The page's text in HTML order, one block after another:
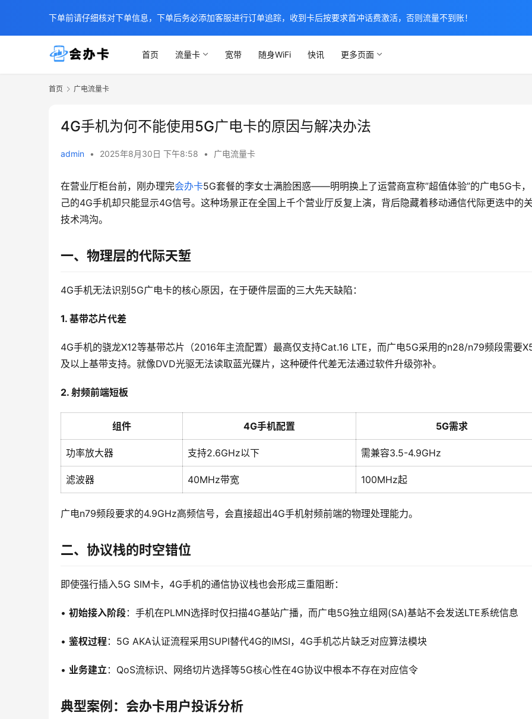
首页 流量卡 宽带 随身WiFi 快讯 更多页面
首页 广电流量卡
4G手机为何不能使用5G广电卡的原因与解决办法
admin • 2025年8月30日 下午8:58 • 广电流量卡
在营业厅柜台前，刚办理完会办卡5G套餐的李女士满脸困惑——明明换上了运营商宣称”超值体验”的广电5G卡
己的4G手机却只能显示4G信号。这种场景正在全国上千个营业厅反复上演，背后隐藏着移动通信代际更迭中的
技术鸿沟。
一、物理层的代际天堑
4G手机无法识别5G广电卡的核心原因，在于硬件层面的三大先天缺陷：
1. 基带芯片代差
4G手机的骁龙X12等基带芯片（2016年主流配置）最高仅支持Cat.16 LTE，而广电5G采用的n28/n79频段需要
及以上基带支持。就像DVD光驱无法读取蓝光碟片，这种硬件代差无法通过软件升级弥补。
2. 射频前端短板
组件 4G手机配置 5G需求
功率放大器 支持2.6GHz以下 需兼容3.5-4.9GHz
滤波器 40MHz带宽 100MHz起
广电n79频段要求的4.9GHz高频信号，会直接超出4G手机射频前端的物理处理能力。
二、协议栈的时空错位
即使强行插入5G SIM卡，4G手机的通信协议栈也会形成三重阻断：
• 初始接入阶段：手机在PLMN选择时仅扫描4G基站广播，而广电5G独立组网(SA)基站不会发送LTE系统信息
• 鉴权过程：5G AKA认证流程采用SUPI替代4G的IMSI，4G手机芯片缺乏对应算法模块
• 业务建立：QoS流标识、网络切片选择等5G核心性在4G协议中根本不存在对应信令
典型案例：会办卡用户投诉分析
下单前请仔细核对下单信息，下单后务必添加客服进行订单追踪，收到卡后按要求首冲话费激活，否则流量不到账！